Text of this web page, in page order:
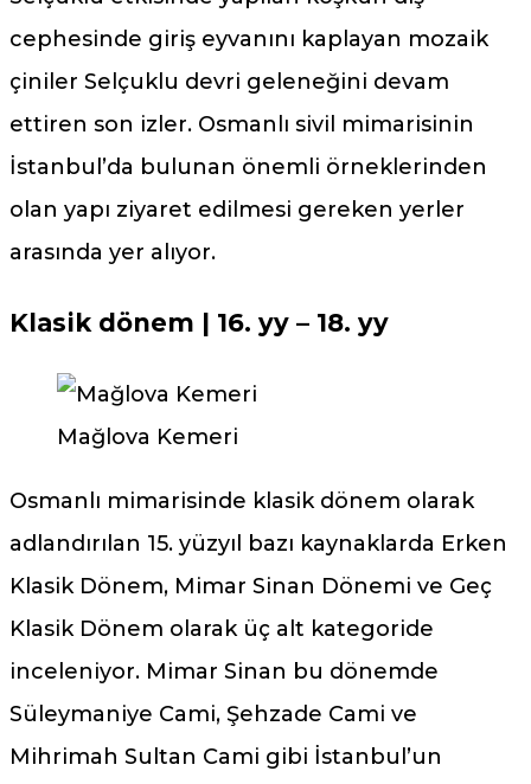
cephesinde giriş eyvanını kaplayan mozaik
çiniler Selçuklu devri geleneğini devam
ettiren son izler. Osmanlı sivil mimarisinin
İstanbul’da bulunan önemli örneklerinden
olan yapı ziyaret edilmesi gereken yerler
arasında yer alıyor.
Klasik dönem | 16. yy – 18. yy
Mağlova Kemeri
Osmanlı mimarisinde klasik dönem olarak
adlandırılan 15. yüzyıl bazı kaynaklarda Erken
Klasik Dönem, Mimar Sinan Dönemi ve Geç
Klasik Dönem olarak üç alt kategoride
inceleniyor. Mimar Sinan bu dönemde
Süleymaniye Cami, Şehzade Cami ve
Mihrimah Sultan Cami gibi İstanbul’un